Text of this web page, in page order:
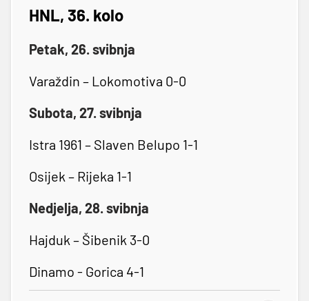
HNL, 36. kolo
Petak, 26. svibnja
Varaždin – Lokomotiva 0-0
Subota, 27. svibnja
Istra 1961 – Slaven Belupo 1-1
Osijek – Rijeka 1-1
Nedjelja, 28. svibnja
Hajduk – Šibenik 3-0
Dinamo - Gorica 4-1